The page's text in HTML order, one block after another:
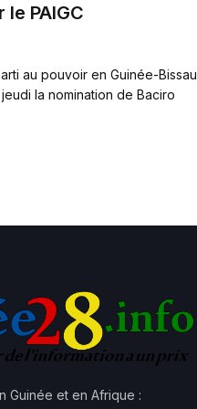
PAIGC
au pouvoir en Guinée-Bissau,
la nomination de Baciro
Guinée et en Afrique :